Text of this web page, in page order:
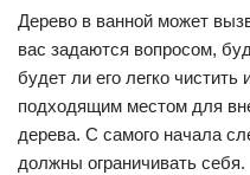
Дерево в ванной может
вас задаются вопросом,
будет ли его легко
подходящим местом для
дерева. С самого начала
должны ограничивать себя.